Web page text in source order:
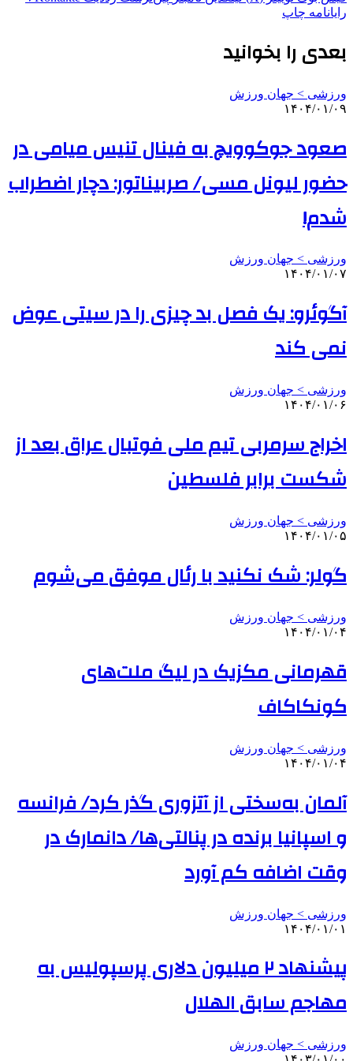
رایانامه چاپ
بعدی را بخوانید
ورزشی > جهان ورزش
۱۴۰۴/۰۱/۰۹
صعود جوکوویچ به فینال تنیس میامی در
حضور لیونل مسی/ صربیناتور: دچار اضطراب
شدم!
ورزشی > جهان ورزش
۱۴۰۴/۰۱/۰۷
آگوئرو: یک فصل بد چیزی را در سیتی عوض
نمی کند
ورزشی > جهان ورزش
۱۴۰۴/۰۱/۰۶
اخراج سرمربی تیم ملی فوتبال عراق بعد از
شکست برابر فلسطین
ورزشی > جهان ورزش
۱۴۰۴/۰۱/۰۵
گولر: شک نکنید با رئال موفق می‌شوم
ورزشی > جهان ورزش
۱۴۰۴/۰۱/۰۴
قهرمانی مکزیک در لیگ ملت‌های
کونکاکاف
ورزشی > جهان ورزش
۱۴۰۴/۰۱/۰۴
آلمان به‌سختی از آتزوری گذر کرد/ فرانسه
و اسپانیا برنده در پنالتی‌ها/ دانمارک در
وقت‌ اضافه کم آورد
ورزشی > جهان ورزش
۱۴۰۴/۰۱/۰۱
پیشنهاد ۲ میلیون دلاری پرسپولیس به
مهاجم سابق الهلال
ورزشی > جهان ورزش